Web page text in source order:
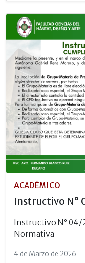
ACADÉMICO
Instructivo N°
Instructivo N° 04/
Normativa
4 de Marzo de 2026